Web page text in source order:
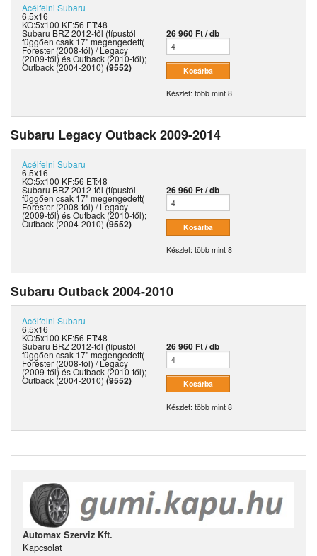
Acélfelni Subaru
6.5x16
KO:5x100 KF:56 ET:48
Subaru BRZ 2012-től (típustól
függően csak 17" megengedett(
Forester (2008-tól) / Legacy
(2009-től) és Outback (2010-től);
Outback (2004-2010) (9552)
26 960 Ft / db
Készlet: több mint 8
Subaru Legacy Outback 2009-2014
Acélfelni Subaru
6.5x16
KO:5x100 KF:56 ET:48
Subaru BRZ 2012-től (típustól
függően csak 17" megengedett(
Forester (2008-tól) / Legacy
(2009-től) és Outback (2010-től);
Outback (2004-2010) (9552)
26 960 Ft / db
Készlet: több mint 8
Subaru Outback 2004-2010
Acélfelni Subaru
6.5x16
KO:5x100 KF:56 ET:48
Subaru BRZ 2012-től (típustól
függően csak 17" megengedett(
Forester (2008-tól) / Legacy
(2009-től) és Outback (2010-től);
Outback (2004-2010) (9552)
26 960 Ft / db
Készlet: több mint 8
Automax Szerviz Kft.
Kapcsolat